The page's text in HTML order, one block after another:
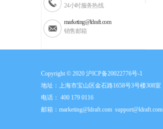
24小时服务热线
marketing@ldraft.com
销售邮箱
Copyright © 2020 沪ICP备20022776号-1
地址：上海市宝山区金石路1658号3号楼308室
电话： 400 179 0116
邮箱： marketing@ldraft.com support@ldraft.com